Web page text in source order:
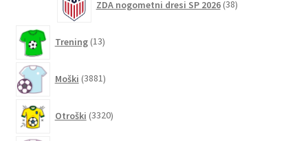
ZDA nogometni dresi SP 2026 38izdelkov
Trening 13izdelkov
Moški 3881izdelkov
Otroški 3320izdelkov